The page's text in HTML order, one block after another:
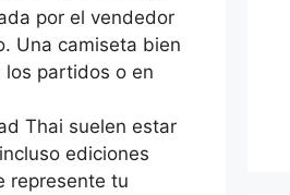
por el vendedor
Una camiseta bien
partidos o en
Thai suelen estar
ediciones
represente tu